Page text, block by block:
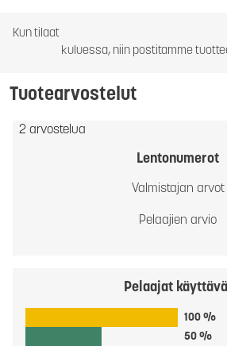
Kun tilaat
kuluessa, niin postitamme
Tuotearvostelut
2 arvostelua
Lentonumerot
Valmistajan arvot
Pelaajien arvio
Pelaajat
100 %
50 %